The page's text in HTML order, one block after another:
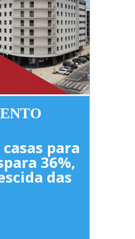
para
36%,
das